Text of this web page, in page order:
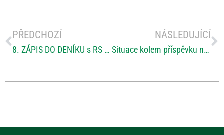
PŘEDCHOZÍ
8. ZÁPIS DO DENÍKU s RS do Santiaga de Compostela – V Santiagu na náměstí (Radomíra Charvátová)
NÁSLEDUJÍCÍ
Situace kolem příspěvku na péči a speciálního dotačního titulu